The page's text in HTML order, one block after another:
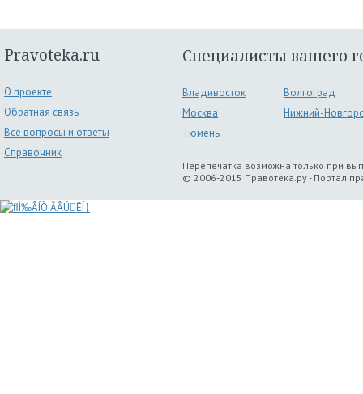
Pravoteka.ru
О проекте
Обратная связь
Все вопросы и ответы
Справочник
Специалисты вашего
Владивосток
Волгоград
Москва
Нижний-
Тюмень
Перепечатка возможна только при
© 2006-2015 Правотека.ру - Портал